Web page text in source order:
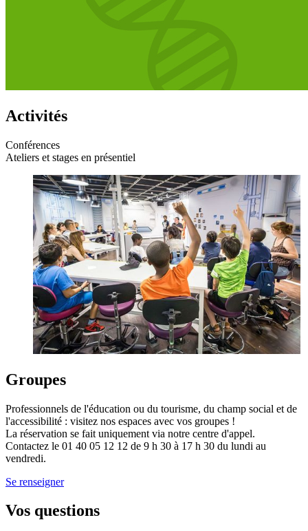
Activités
Conférences
Ateliers et stages en présentiel
Groupes
Professionnels de l'éducation ou du tourisme, du champ social et de
l'accessibilité : visitez nos espaces avec vos groupes !
La réservation se fait uniquement via notre centre d'appel.
Contactez le 01 40 05 12 12 de 9 h 30 à 17 h 30 du lundi au
vendredi.
Se renseigner
Vos questions